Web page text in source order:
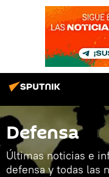
Defensa
Últimas noticias e
defensa y todas las